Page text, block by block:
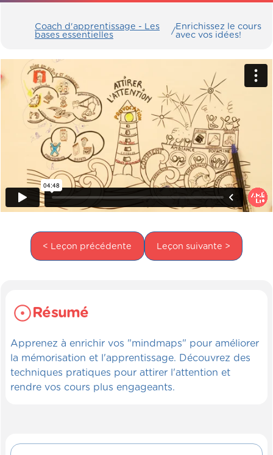
Coach d'apprentissage - Les
bases essentielles
/Enrichissez le cours
avec vos idées!
< Leçon précédente Leçon suivante >
Résumé
Apprenez à enrichir vos "mindmaps" pour améliorer
la mémorisation et l'apprentissage. Découvrez des
techniques pratiques pour attirer l'attention et
rendre vos cours plus engageants.